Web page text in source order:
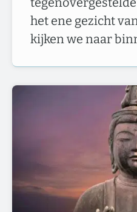
het ene gezicht
kijken we naar